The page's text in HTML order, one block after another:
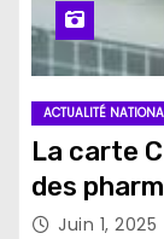
ACTUALITÉ
La carte
des
Juin 1, 2025